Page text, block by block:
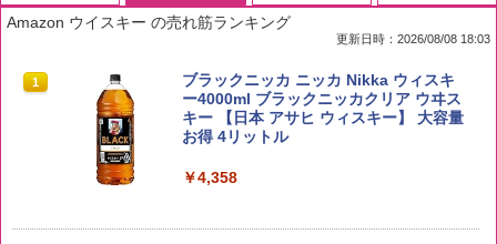
1 by Amazon 国産ブレンド米 精米 5kg
￥2,650
Amazon ウイスキー の売れ筋ランキング
更新日時：2026/08/08 18:03
1
ブラックニッカ ニッカ Nikka ウィスキ
ー4000ml ブラックニッカクリア ウヰス
キー 【日本 アサヒ ウィスキー】 大容量
お得 4リットル
￥4,358